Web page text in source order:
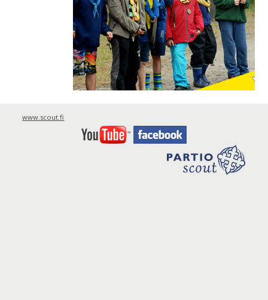
www.scout.fi